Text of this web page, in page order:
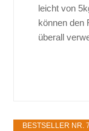
leicht von
können den
überall
BESTSELLER NR. 7